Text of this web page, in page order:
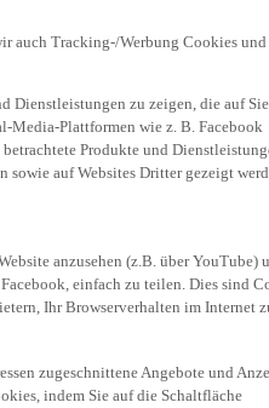
Media-Plattformen wie z. B. Facebook
Produkte und
auf Websites Dritter gezeigt
einfach zu teilen. Dies sind
Ihr Browserverhalten im Internet
indem Sie auf die Schaltfläche
von Cookies (z.B. nur die Social Media-